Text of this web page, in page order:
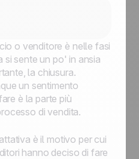
o venditore è nelle fasi
si sente un po' in ansia
la chiusura.
un sentimento
è la parte più
di vendita.
è il motivo per cui
hanno deciso di fare